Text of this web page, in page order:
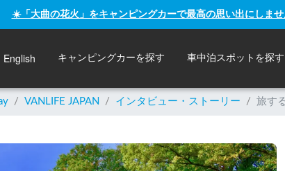
☀️「大曲の花火」をキャンピングカーで最高の思い出にしませ
English キャンピングカーを探す 車中泊スポットを探す
/ VANLIFE JAPAN / インタビュー・ストーリー / 旅す